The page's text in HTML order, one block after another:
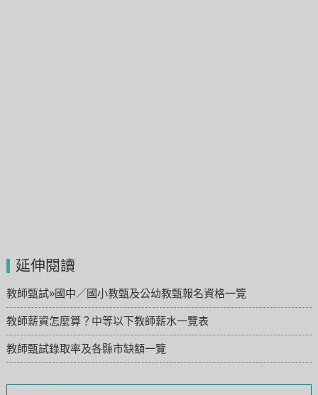
延伸閱讀
教師甄試»國中／國小教甄及公幼教甄報名資格一覽
教師薪資怎麼算？中等以下教師薪水一覽表
教師甄試錄取率及各縣市缺額一覽